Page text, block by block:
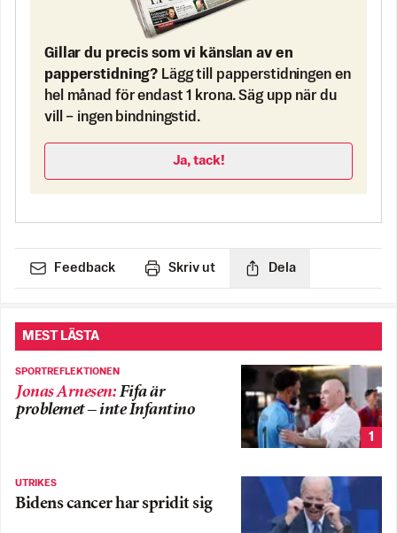
Gillar du precis som vi känslan av en
papperstidning? Lägg till papperstidningen en
hel månad för endast 1 krona. Säg upp när du
vill – ingen bindningstid.
Ja, tack!
Feedback Skriv ut Dela
MEST LÄSTA
SPORTREFLEKTIONEN
Jonas Arnesen:Fifa är
problemet – inte Infantino
1
UTRIKES
Bidens cancer har spridit sig